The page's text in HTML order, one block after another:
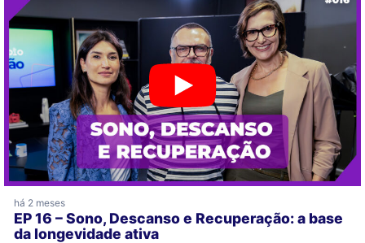
há 2 meses
EP 16 – Sono, Descanso e Recuperação: a base
da longevidade ativa